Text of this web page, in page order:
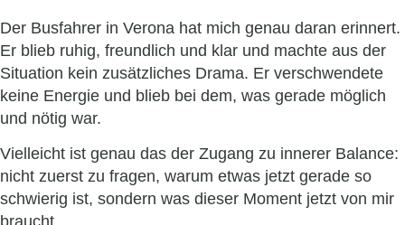
Der Busfahrer in Verona hat mich genau daran erinnert.
Er blieb ruhig, freundlich und klar und machte aus der
Situation kein zusätzliches Drama. Er verschwendete
keine Energie und blieb bei dem, was gerade möglich
und nötig war.
Vielleicht ist genau das der Zugang zu innerer Balance:
nicht zuerst zu fragen, warum etwas jetzt gerade so
schwierig ist, sondern was dieser Moment jetzt von mir